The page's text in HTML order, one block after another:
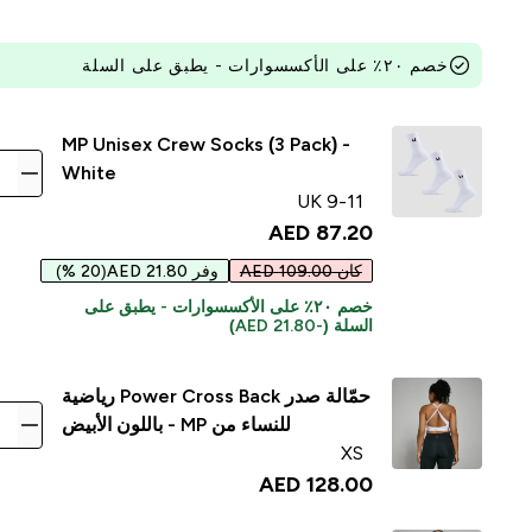
خصم ٢٠٪ على الأكسسوارات - يطبق على السلة
MP Unisex Crew Socks (3 Pack) -
White
UK 9-11
87.20 AED‎
كان 109.00 AED وفر 21.80 AED
(20 %)
خصم ٢٠٪ على الأكسسوارات - يطبق على
السلة (-21.80 AED)
حمّالة صدر Power Cross Back رياضية
للنساء من MP - باللون الأبيض
XS
128.00 AED‎